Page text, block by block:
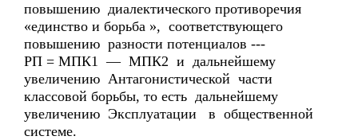
повышению диалектического противоречия
«единство и борьба », соответствующего
повышению разности потенциалов ---
РП = МПК1 — МПК2 и дальнейшему
увеличению Антагонистической части
классовой борьбы, то есть дальнейшему
увеличению Эксплуатации в общественной
системе.